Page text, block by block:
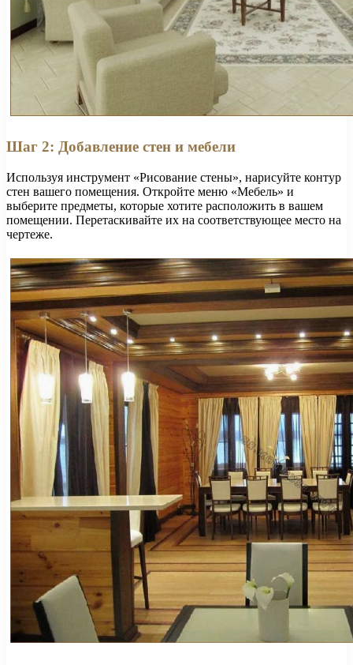
Шаг 2: Добавление стен и мебели
Используя инструмент «Рисование стены», нарисуйте контур
стен вашего помещения. Откройте меню «Мебель» и
выберите предметы, которые хотите расположить в вашем
помещении. Перетаскивайте их на соответствующее место на
чертеже.